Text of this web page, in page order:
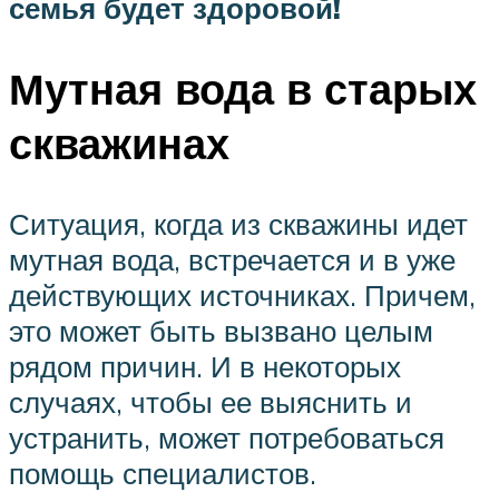
семья будет здоровой!
Мутная вода в старых
скважинах
Ситуация, когда из скважины идет
мутная вода, встречается и в уже
действующих источниках. Причем,
это может быть вызвано целым
рядом причин. И в некоторых
случаях, чтобы ее выяснить и
устранить, может потребоваться
помощь специалистов.